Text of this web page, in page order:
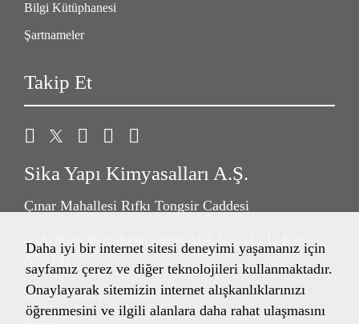
Bilgi Kütüphanesi
Şartnameler
Takip Et
Sika Yapı Kimyasalları A.Ş.
Çınar Mahallesi Rıfkı Tongsir Caddesi
Nida Kule Küçükyalı Sitesi A04 No: 115 İç Kapı
No: 141
34841 Maltepe/İstanbul
Daha iyi bir internet sitesi deneyimi yaşamanız için
sayfamız çerez ve diğer teknolojileri kullanmaktadır.
Onaylayarak sitemizin internet alışkanlıklarınızı
öğrenmesini ve ilgili alanlara daha rahat ulaşmasını